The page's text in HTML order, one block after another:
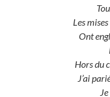
Les
Ont
Hors du
J’ai